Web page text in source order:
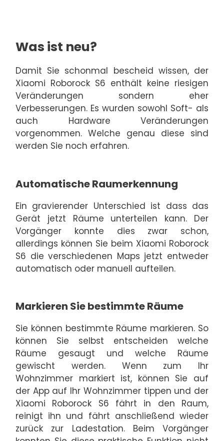
Was ist neu?
Damit Sie schonmal bescheid wissen, der
Xiaomi Roborock S6 enthält keine riesigen
Veränderungen sondern eher
Verbesserungen. Es wurden sowohl Soft- als
auch Hardware Veränderungen
vorgenommen. Welche genau diese sind
werden Sie noch erfahren.
Automatische Raumerkennung
Ein gravierender Unterschied ist dass das
Gerät jetzt Räume unterteilen kann. Der
Vorgänger konnte dies zwar schon,
allerdings können Sie beim Xiaomi Roborock
S6 die verschiedenen Maps jetzt entweder
automatisch oder manuell aufteilen.
Markieren Sie bestimmte Räume
Sie können bestimmte Räume markieren. So
können Sie selbst entscheiden welche
Räume gesaugt und welche Räume
gewischt werden. Wenn zum Ihr
Wohnzimmer markiert ist, können Sie auf
der App auf Ihr Wohnzimmer tippen und der
Xiaomi Roborock S6 fährt in den Raum,
reinigt ihn und fährt anschließend wieder
zurück zur Ladestation. Beim Vorgänger